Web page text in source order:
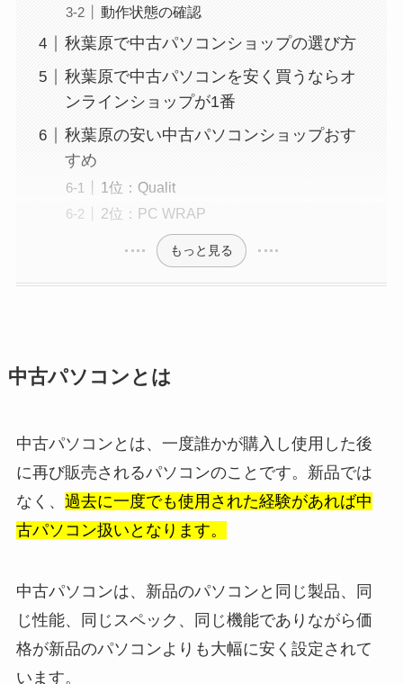
動作状態の確認
秋葉原で中古パソコンショップの選び方
秋葉原で中古パソコンを安く買うならオ
ンラインショップが1番
秋葉原の安い中古パソコンショップおす
すめ
1位：Qualit
2位：PC WRAP
もっと見る
中古パソコンとは
中古パソコンとは、一度誰かが購入し使用した後
に再び販売されるパソコンのことです。新品では
なく、 過去に一度でも使用された経験があれば中
古パソコン扱いとなります。
中古パソコンは、新品のパソコンと同じ製品、同
じ性能、同じスペック、同じ機能でありながら価
格が新品のパソコンよりも大幅に安く設定されて
います。